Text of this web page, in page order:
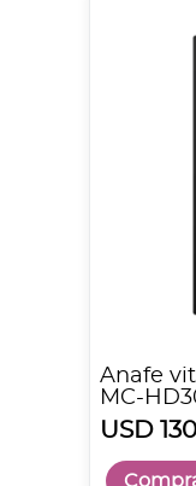
Anafe
MC-
USD 130